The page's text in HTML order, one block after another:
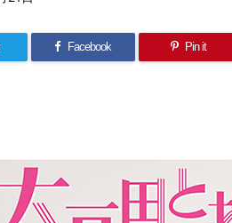
Facebook Pin it